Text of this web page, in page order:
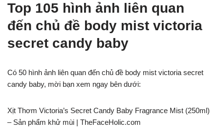
Top 105 hình ảnh liên quan
đến chủ đề body mist victoria
secret candy baby
Có 50 hình ảnh liên quan đến chủ đề body mist victoria secret
candy baby, mời bạn xem ngay bên dưới:
Xịt Thơm Victoria’s Secret Candy Baby Fragrance Mist (250ml)
– Sản phẩm khử mùi | TheFaceHolic.com